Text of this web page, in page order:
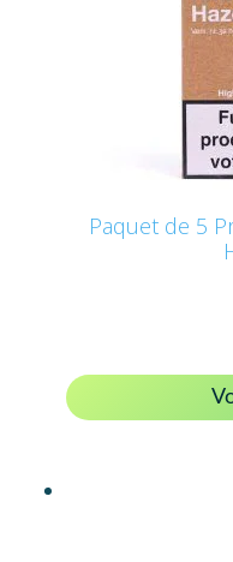
Paquet de 5